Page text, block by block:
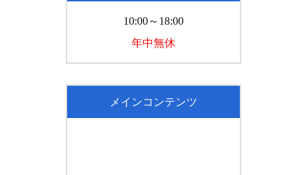
10:00～18:00
年中無休
メインコンテンツ